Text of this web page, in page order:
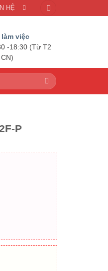
HỆ
việc
-18:30 (Từ T2
P